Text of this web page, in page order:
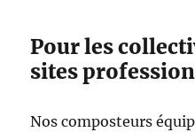
Pour les
sites
Nos composteurs